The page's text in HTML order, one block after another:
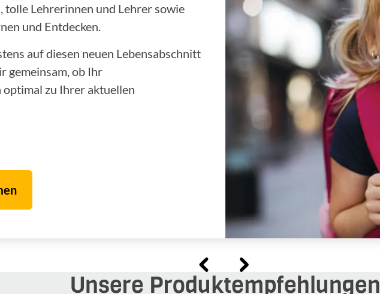
tolle Lehrerinnen und Lehrer sowie
und Entdecken.
auf diesen neuen Lebensabschnitt
gemeinsam, ob Ihr
zu Ihrer aktuellen
Unsere Produktempfehlungen